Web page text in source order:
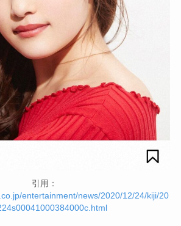
引用：
entertainment/news/2020/12/24/kiji/20